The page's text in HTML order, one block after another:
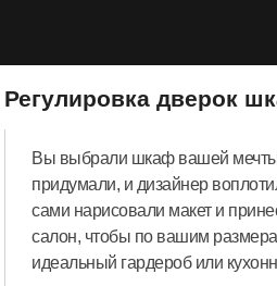
Регулировка дверок
Вы выбрали шкаф вашей
придумали, и дизайнер
сами нарисовали макет и
салон, чтобы по вашим
идеальный гардероб или